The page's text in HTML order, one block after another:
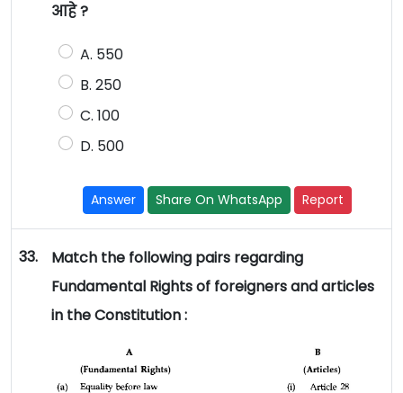
आहे ?
A. 550
B. 250
C. 100
D. 500
Answer Share On WhatsApp Report
33.
Match the following pairs regarding
Fundamental Rights of foreigners and articles
in the Constitution :